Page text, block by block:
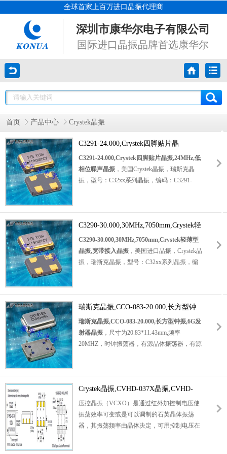
全球首家上百万进口晶振代理商
深圳市康华尔电子有限公司
国际进口晶振品牌首选康华尔
首页 产品中心 Crystek晶振
C3291-24.000,Crystek四脚贴片晶
振,24MHz,低相位噪声晶振
C3291-24.000,Crystek四脚贴片晶振,24MHz,低
相位噪声晶振 ，美国Crystek晶振，瑞斯克晶
振，型号：C32xx系列晶振，编码：C3291-
压为：5.0V，小体积晶振尺寸：7.0x5.0mm，
四脚贴片晶振， 有源晶振 ，石英晶振，石英晶
体振荡器，时钟振荡器，HCMOS输出晶振。
具有超小型，轻薄型，高性能，高品质等特
点。应用于：通讯设备晶振，数字视频，存储
C3290-30.000,30MHz,7050mm,Crystek轻
薄型晶振,宽带接入晶振
C3290-30.000,30MHz,7050mm,Crystek轻薄型
晶振,宽带接入晶振 ，美国进口晶振，Crystek晶
振，瑞斯克晶振，型号：C32xx系列晶振，编
工作电压为：5.0V，小体积晶振尺寸：
7.0x5.0mm，四脚贴片晶振，石英晶振，石英
晶体振荡器 ，时钟振荡器，HCMOS输出晶
振。具有超小型，轻薄型，高性能，高品质等
特点。应用范围：数字视频，
的HCMOS时钟振荡器，工作在5.0V特。该振
非常低的抖动和相位噪声。输出信号中没有子
谐波。
瑞斯克晶振,CCO-083-20.000,长方型钟
振,6G发射器晶振
瑞斯克晶振,CCO-083-20.000,长方型钟振,6G发
射器晶振 ，尺寸为20.83*11.43mm,频率
20MHZ，时钟振荡器，有源晶体振荡器，有源
CCO-083/085(时钟版本)和CVXO-083/085
(VCXO版本)产生10mhz ~ 200mhz的频率。这
个小电流正弦波振荡器提供-150dBc/Hz的本底
噪声，而仅消耗8mA的典型。输出电平为
0dBm，最小到50欧姆，谐波小于-20dBc。该
Crystek晶振,CVHD-037X晶振,CVHD-
037X-122.88晶振
压控晶振（VCXO）是通过红外加控制电压使
振荡效率可变或是可以调制的石英晶体振荡
器，其振荡频率由晶体决定，可用控制电压在